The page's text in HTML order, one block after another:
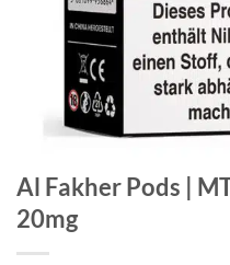
Al Fakher Pods |
20mg